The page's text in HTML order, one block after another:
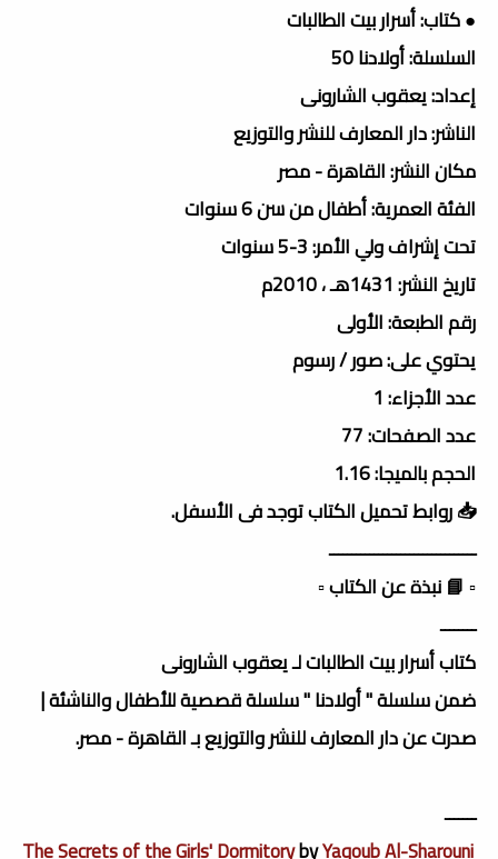
● كتاب: أسرار بيت الطالبات
السلسلة: أولادنا 50
إعداد: يعقوب الشارونى
الناشر: دار المعارف للنشر والتوزيع
مكان النشر: القاهرة - مصر
الفئة العمرية: أطفال من سن 6 سنوات
تحت إشراف ولي الأمر: 3-5 سنوات
تاريخ النشر: 1431هـ ، 2010م
رقم الطبعة: الأولى
يحتوي على: صور / رسوم
عدد الأجزاء: 1
عدد الصفحات: 77
الحجم بالميجا: 1.16
📥 روابط تحميل الكتاب توجد فى الأسفل.
ـــــــــــــــــــــــــــــــــ
▫️ 📘 نبذة عن الكتاب ▫️
ــــــــ
كتاب أسرار بيت الطالبات لـ يعقوب الشارونى
ضمن سلسلة " أولادنا " سلسلة قصصية للأطفال والناشئة |
صدرت عن دار المعارف للنشر والتوزيع بـ القاهرة - مصر.
ـــــــ
The Secrets of the Girls' DormitorybyYaqoub Al-Sharouni